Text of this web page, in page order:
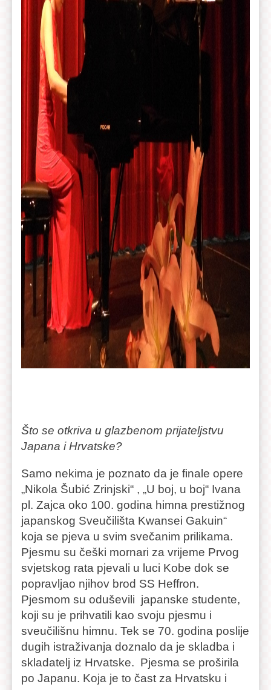
Što se otkriva u glazbenom prijateljstvu
Japana i Hrvatske?
Samo nekima je poznato da je finale opere
„Nikola Šubić Zrinjski“ , „U boj, u boj“ Ivana
pl. Zajca oko 100. godina himna prestižnog
japanskog Sveučilišta Kwansei Gakuin“
koja se pjeva u svim svečanim prilikama.
Pjesmu su češki mornari za vrijeme Prvog
svjetskog rata pjevali u luci Kobe dok se
popravljao njihov brod SS Heffron.
Pjesmom su oduševili japanske studente,
koji su je prihvatili kao svoju pjesmu i
sveučilišnu himnu. Tek se 70. godina poslije
dugih istraživanja doznalo da je skladba i
skladatelj iz Hrvatske. Pjesma se proširila
po Japanu. Koja je to čast za Hrvatsku i